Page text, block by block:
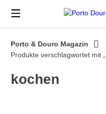
zum
Porto & Douro Magazin
Produkte verschlagwortet mit
kochen